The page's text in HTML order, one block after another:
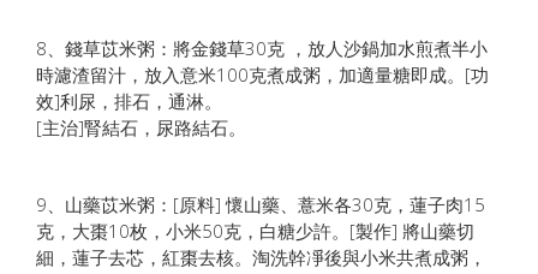
8、錢草苡米粥：將金錢草30克 ，放人沙鍋加水煎煮半小
時濾渣留汁，放入意米100克煮成粥，加適量糖即成。[功
效]利尿，排石，通淋。
[主治]腎結石，尿路結石。
9、山藥苡米粥：[原料] 懷山藥、薏米各30克，蓮子肉15
克，大棗10枚，小米50克，白糖少許。[製作] 將山藥切
細，蓮子去芯，紅棗去核。淘洗幹凈後與小米共煮成粥，